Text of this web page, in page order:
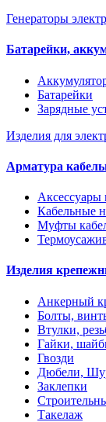
Генераторы
Батарейки,
Батарейки
Зарядные
Изделия для
Арматура
Аксессуары
Кабельные
Муфты
Изделия
Анкерный
Болты,
Втулки,
Гайки,
Гвозди
Дюбели,
Заклепки
Такелаж